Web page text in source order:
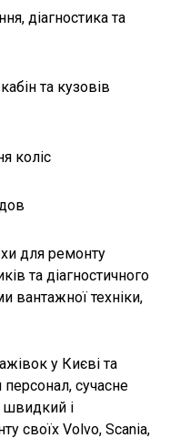
діагностика та
та кузовів
коліс
для ремонту
та діагностичного
вантажної техніки,
у Києві та
сучасне
швидкий і
своїх Volvo, Scania,